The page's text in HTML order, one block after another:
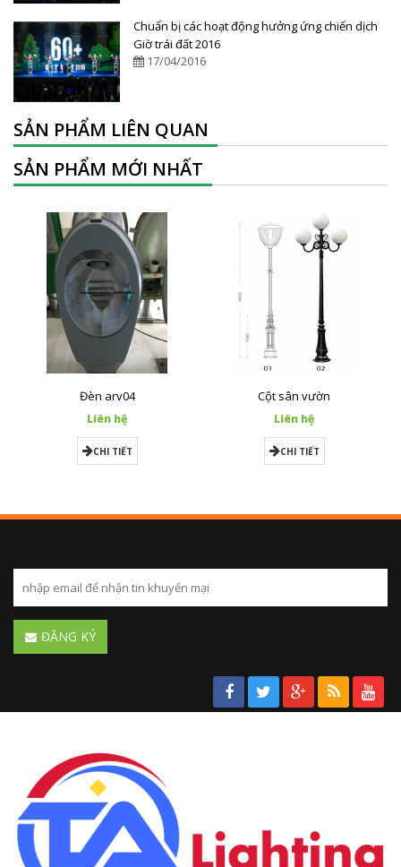
Chuẩn bị các hoạt động hưởng ứng chiến dịch
Giờ trái đất 2016
17/04/2016
SẢN PHẨM LIÊN QUAN
SẢN PHẨM MỚI NHẤT
Đèn arv04
Liên hệ
CHI TIẾT
Cột sân vườn
Liên hệ
CHI TIẾT
ĐĂNG KÝ